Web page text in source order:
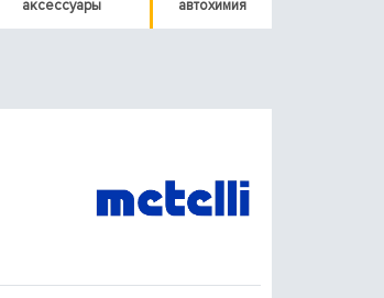
аксессуары
автохимия